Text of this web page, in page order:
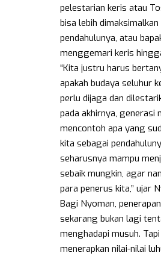
pelestarian keris atau
bisa lebih
pendahulunya, atau
menggemari keris
“Kita justru harus
apakah budaya seluhur
perlu dijaga dan
pada akhirnya, generasi
mencontoh apa yang
kita sebagai
seharusnya mampu
sebaik mungkin, agar
para penerus kita,” ujar
Bagi Nyoman,
sekarang bukan lagi
menghadapi musuh.
menerapkan nilai-nilai